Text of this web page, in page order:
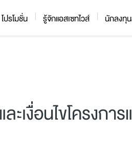
โปรโมชั่น รู้จักแอสเซทไวส์ นักลงทุ
ะเงื่อนไขโครงกา